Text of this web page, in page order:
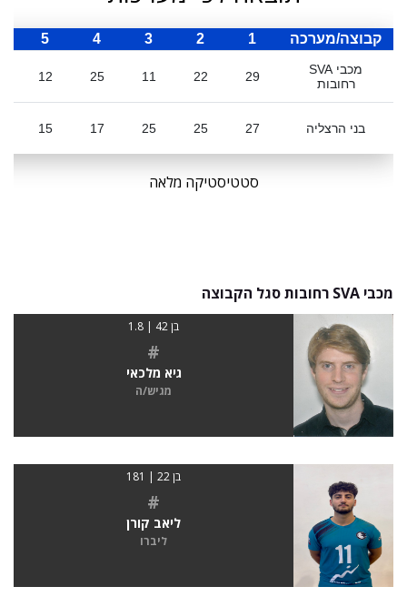
קבוצה/מערכה 1
2
3
4
5
מכבי SVA
רחובות
29
22
11
25
12
בני הרצליה 27
25
25
17
15
סטטיסטיקה מלאה
מכבי SVA רחובות סגל הקבוצה
בן 42 | 1.8
#
גיא מלכאי
מגיש/ה
בן 22 | 181
#
ליאב קורן
ליברו